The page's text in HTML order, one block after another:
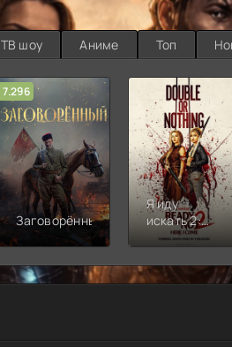
ТВ шоу Аниме Топ
7.296
Заговорённый
Я иду
искать 2:
Вот и я